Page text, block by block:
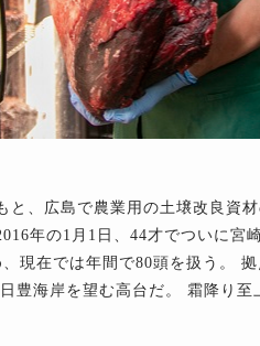
と、広島で農業用の土壌改良資
年の1月1日、44才でついに宮
現在では年間で80頭を扱う。
豊海岸を望む高台だ。 霜降り